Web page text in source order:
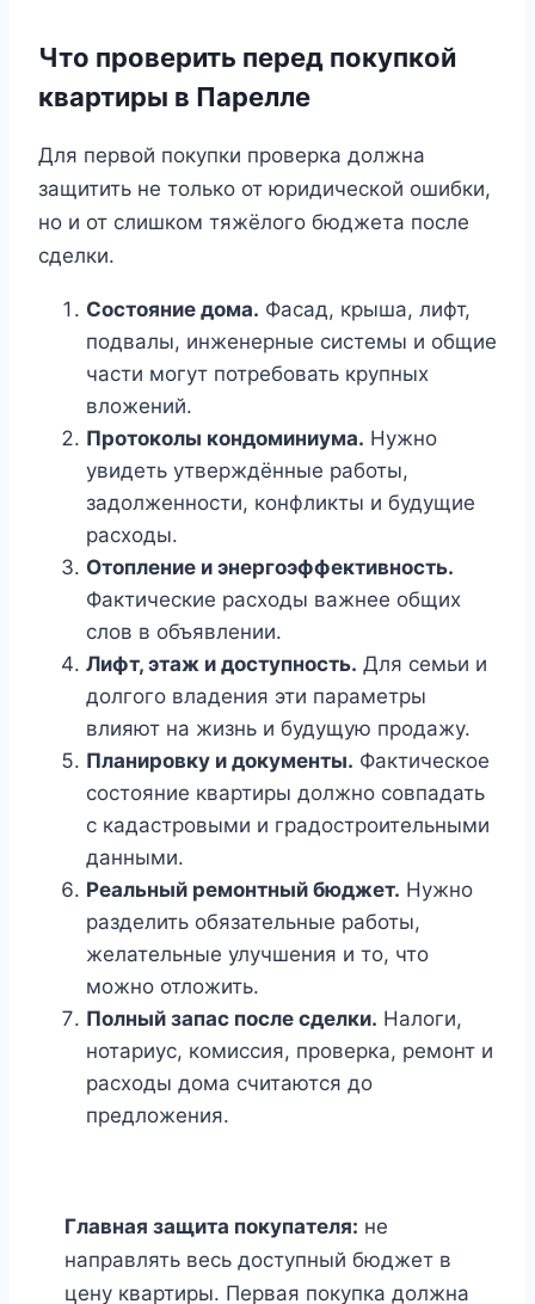
Что проверить перед покупкой
квартиры в Парелле
Для первой покупки проверка должна
защитить не только от юридической ошибки,
но и от слишком тяжёлого бюджета после
сделки.
Состояние дома. Фасад, крыша, лифт,
подвалы, инженерные системы и общие
части могут потребовать крупных
вложений.
Протоколы кондоминиума. Нужно
увидеть утверждённые работы,
задолженности, конфликты и будущие
расходы.
Отопление и энергоэффективность.
Фактические расходы важнее общих
слов в объявлении.
Лифт, этаж и доступность. Для семьи и
долгого владения эти параметры
влияют на жизнь и будущую продажу.
Планировку и документы. Фактическое
состояние квартиры должно совпадать
с кадастровыми и градостроительными
данными.
Реальный ремонтный бюджет. Нужно
разделить обязательные работы,
желательные улучшения и то, что
можно отложить.
Полный запас после сделки. Налоги,
нотариус, комиссия, проверка, ремонт и
расходы дома считаются до
предложения.
Главная защита покупателя: не
направлять весь доступный бюджет в
цену квартиры. Первая покупка должна